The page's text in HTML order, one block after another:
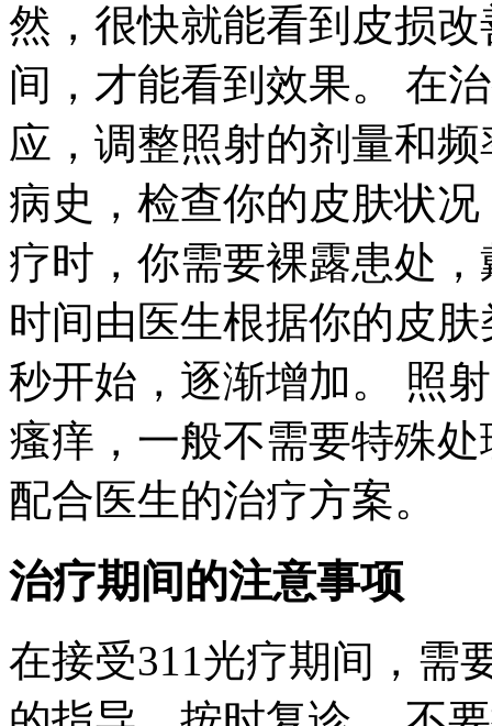
然，很快就能看到皮损
间，才能看到效果。 在
应，调整照射的剂量和
病史，检查你的皮肤状
疗时，你需要裸露患处
时间由医生根据你的皮
秒开始，逐渐增加。 照
瘙痒，一般不需要特殊
配合医生的治疗方案。
治疗期间的注意事项
在接受311光疗期间，需